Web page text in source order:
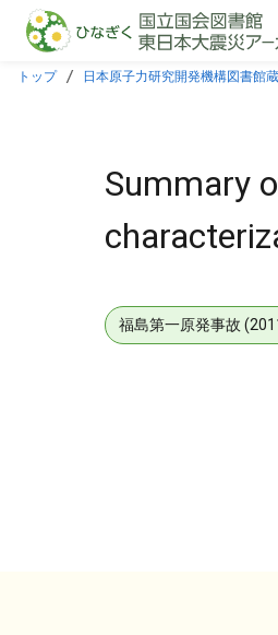
本文に飛ぶ
トップ 日本原子力研究開発機構図書館
Summary
福島第一原発事故